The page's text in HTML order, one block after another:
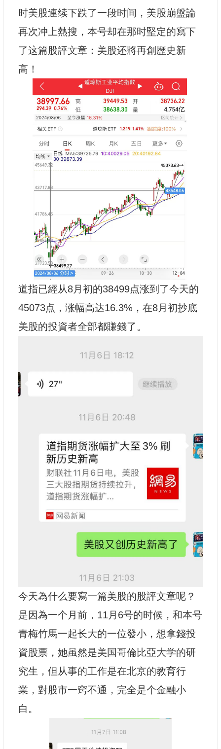
时美股連续下跌了一段时间，美股崩盤論
再次冲上熱搜，本号却在那时堅定的寫下
了这篇股評文章：美股还將再創歷史新
高！
道指已經从8月初的38499点涨到了今天的
45073点，涨幅高达16.3%，在8月初抄底
美股的投資者全部都賺錢了。
今天為什么要寫一篇美股的股評文章呢？
是因為一个月前，11月6号的时候，和本号
青梅竹馬一起长大的一位發小，想拿錢投
資股票，她虽然是美国哥倫比亞大学的研
究生，但从事的工作是在北京的教育行
業，對股市一窍不通，完全是个金融小
白。